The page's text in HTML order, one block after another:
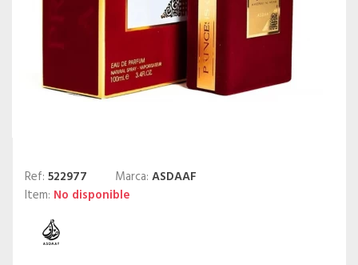
Ref: 522977 Marca: ASDAAF
Item: No disponible